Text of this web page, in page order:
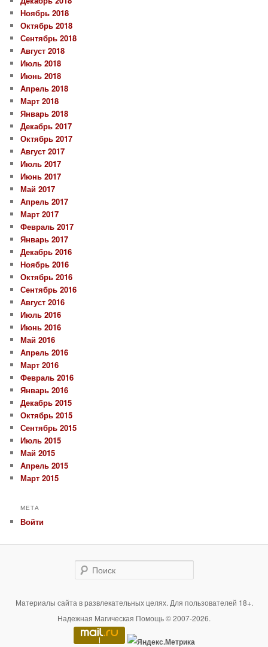
Ноябрь 2018
Октябрь 2018
Сентябрь 2018
Август 2018
Июль 2018
Июнь 2018
Апрель 2018
Март 2018
Январь 2018
Декабрь 2017
Октябрь 2017
Август 2017
Июль 2017
Июнь 2017
Май 2017
Апрель 2017
Март 2017
Февраль 2017
Январь 2017
Декабрь 2016
Ноябрь 2016
Октябрь 2016
Сентябрь 2016
Август 2016
Июль 2016
Июнь 2016
Май 2016
Апрель 2016
Март 2016
Февраль 2016
Январь 2016
Декабрь 2015
Октябрь 2015
Сентябрь 2015
Июль 2015
Май 2015
Апрель 2015
Март 2015
МЕТА
Войти
Поиск
Материалы сайта в развлекательных целях. Для пользователей 18+.
Надежная Магическая Помощь © 2007-2026.